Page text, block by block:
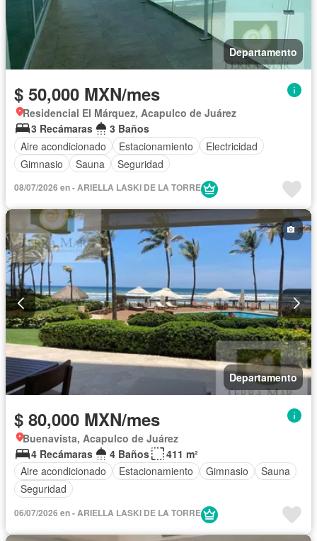
Departamento
$ 50,000 MXN/mes
Residencial El Márquez, Acapulco de Juárez
3 Recámaras
3 Baños
Aire acondicionado
Estacionamiento
Electricidad
Gimnasio
Sauna Seguridad
08/07/2026 en - ARIELLA LASKI DE LA TORRE
Departamento
$ 80,000 MXN/mes
Buenavista, Acapulco de Juárez
4 Recámaras
4 Baños
411 m²
Aire acondicionado
Estacionamiento Gimnasio
Sauna
Seguridad
06/07/2026 en - ARIELLA LASKI DE LA TORRE